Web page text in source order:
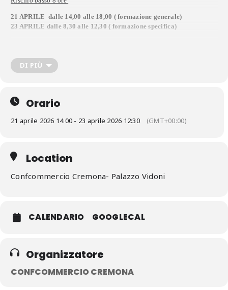
21 APRILE dalle 14,00 alle 18,00 ( formazione generale)
23 APRILE dalle 8,30 alle 12,30 ( formazione specifica)
tel 0372/567623
e-mail: formazionecr@confcommerciocremona.it
DI PIÙ
Orario
21 aprile 2026 14:00 - 23 aprile 2026 12:30 (GMT+00:00)
Location
Confcommercio Cremona- Palazzo Vidoni
CALENDARIO GOOGLECAL
Organizzatore
CONFCOMMERCIO CREMONA